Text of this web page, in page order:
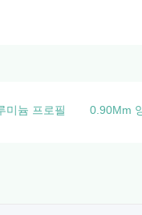
미늄 프로필 0.90Mm